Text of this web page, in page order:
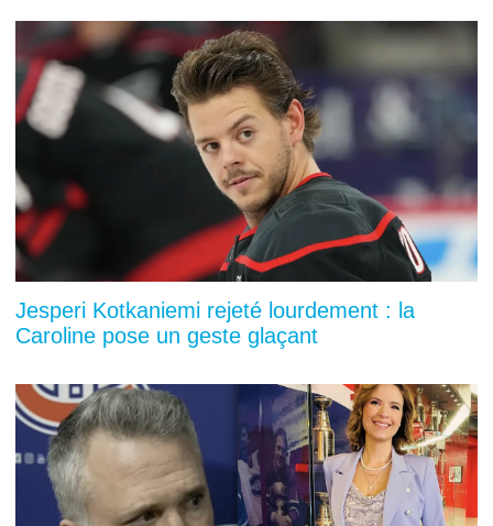
Jesperi Kotkaniemi rejeté lourdement : la
Caroline pose un geste glaçant